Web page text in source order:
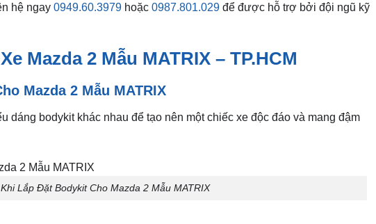
hệ ngay 0949.60.3979hoặc 0987.801.029để được hỗ trợ bởi đội ngũ kỹ
Mazda 2 Mẫu MATRIX – TP.HCM
Mazda 2 Mẫu MATRIX
dáng bodykit khác nhau để tạo nên một chiếc xe độc đáo và mang đậm
Lắp Đặt Bodykit Cho Mazda 2 Mẫu MATRIX